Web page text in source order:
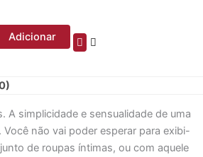
Adicionar
A simplicidade e sensualidade de uma
Você não vai poder esperar para exibi-
de roupas íntimas, ou com aquele